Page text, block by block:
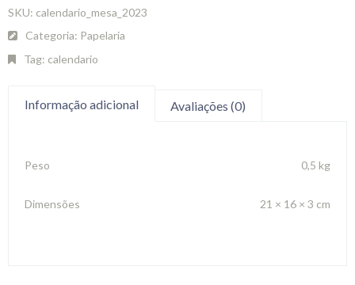
SKU: calendario_mesa_2023
Categoria: Papelaria
Tag: calendario
Informação adicional Avaliações (0)
Peso 0,5 kg
Dimensões 21 × 16 × 3 cm